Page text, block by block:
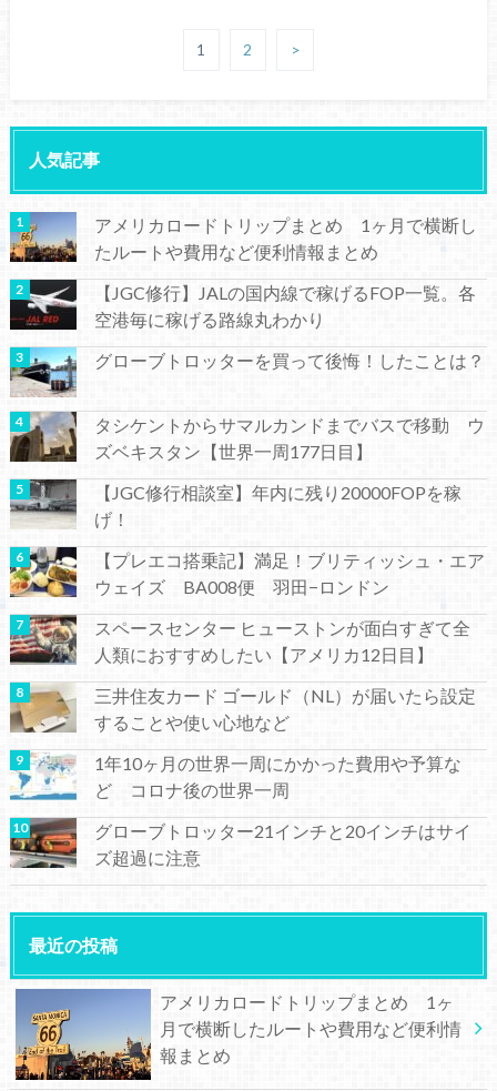
1 2 >
人気記事
アメリカロードトリップまとめ 1ヶ月で横断し
たルートや費用など便利情報まとめ
【JGC修行】JALの国内線で稼げるFOP一覧。各
空港毎に稼げる路線丸わかり
グローブトロッターを買って後悔！したことは？
タシケントからサマルカンドまでバスで移動 ウ
ズベキスタン【世界一周177日目】
【JGC修行相談室】年内に残り20000FOPを稼
げ！
【プレエコ搭乗記】満足！ブリティッシュ・エア
ウェイズ BA008便 羽田−ロンドン
スペースセンター ヒューストンが面白すぎて全
人類におすすめしたい【アメリカ12日目】
三井住友カード ゴールド（NL）が届いたら設定
することや使い心地など
1年10ヶ月の世界一周にかかった費用や予算な
ど コロナ後の世界一周
グローブトロッター21インチと20インチはサイ
ズ超過に注意
最近の投稿
アメリカロードトリップまとめ 1ヶ
月で横断したルートや費用など便利情
報まとめ